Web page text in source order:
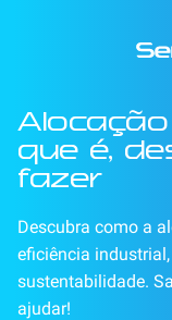
que é,
fazer
Descubra como a
eficiência
sustentabilidade.
ajudar!